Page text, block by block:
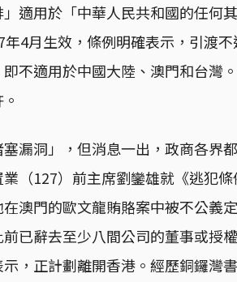
適用於「中華人民共和國的任何
4月生效，條例明確表示，引渡
不適用於中國大陸、澳門和台灣
漏洞」，但消息一出，政商各界
（127）前主席劉鑾雄就《逃犯
澳門的歐文龍賄賂案中被不公義
已辭去至少八間公司的董事或授
，正計劃離開香港。經歷銅鑼灣